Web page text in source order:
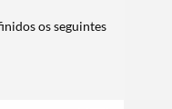
os seguintes